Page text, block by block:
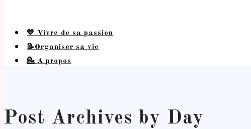
💛 Vivre de sa passion
📝Organiser sa vie
💁 A propos
Post Archives by Day